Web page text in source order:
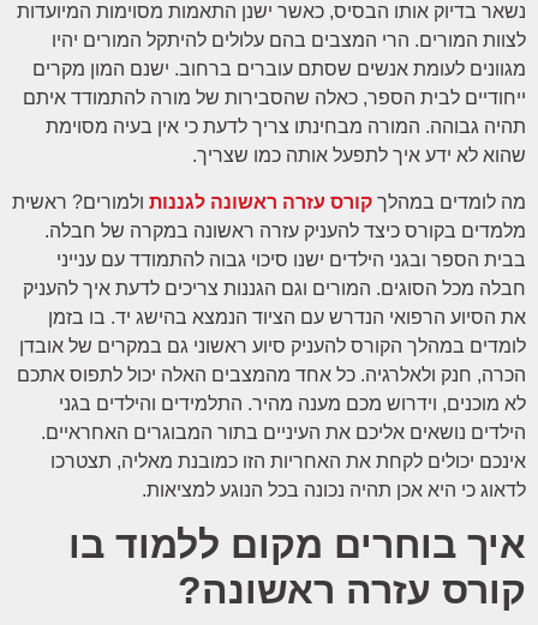
נשאר בדיוק אותו הבסיס, כאשר ישנן התאמות מסוימות המיועדות
לצוות המורים. הרי המצבים בהם עלולים להיתקל המורים יהיו
מגוונים לעומת אנשים שסתם עוברים ברחוב. ישנם המון מקרים
ייחודיים לבית הספר, כאלה שהסבירות של מורה להתמודד איתם
תהיה גבוהה. המורה מבחינתו צריך לדעת כי אין בעיה מסוימת
שהוא לא ידע איך לתפעל אותה כמו שצריך.
מה לומדים במהלך קורס עזרה ראשונה לגננות ולמורים? ראשית
מלמדים בקורס כיצד להעניק עזרה ראשונה במקרה של חבלה.
בבית הספר ובגני הילדים ישנו סיכוי גבוה להתמודד עם ענייני
חבלה מכל הסוגים. המורים וגם הגננות צריכים לדעת איך להעניק
את הסיוע הרפואי הנדרש עם הציוד הנמצא בהישג יד. בו בזמן
לומדים במהלך הקורס להעניק סיוע ראשוני גם במקרים של אובדן
הכרה, חנק ולאלרגיה. כל אחד מהמצבים האלה יכול לתפוס אתכם
לא מוכנים, וידרוש מכם מענה מהיר. התלמידים והילדים בגני
הילדים נושאים אליכם את העיניים בתור המבוגרים האחראיים.
אינכם יכולים לקחת את האחריות הזו כמובנת מאליה, תצטרכו
לדאוג כי היא אכן תהיה נכונה בכל הנוגע למציאות.
איך בוחרים מקום ללמוד בו
קורס עזרה ראשונה?